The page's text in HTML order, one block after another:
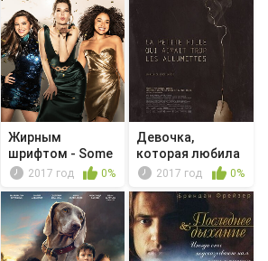
Жирным
шрифтом - Some
Kind of Wonderful
2017 год 0%
Девочка,
которая любила
играть со спи...
2017 год 0%